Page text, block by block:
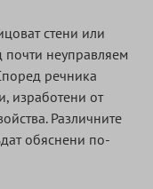
стени или
неуправляем
речника
изработени от
Различните
обяснени по-